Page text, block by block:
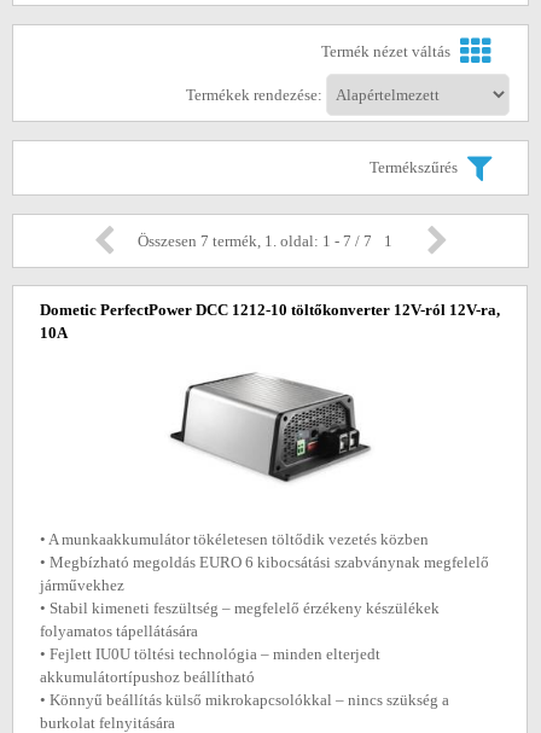
Termék nézet váltás
Termékek rendezése:
Termékszűrés
Összesen 7 termék, 1. oldal: 1 - 7 / 7 1
Dometic PerfectPower DCC 1212-10 töltőkonverter 12V-ról 12V-ra,
10A
• A munkaakkumulátor tökéletesen töltődik vezetés közben
• Megbízható megoldás EURO 6 kibocsátási szabványnak megfelelő
járművekhez
• Stabil kimeneti feszültség – megfelelő érzékeny készülékek
folyamatos tápellátására
• Fejlett IU0U töltési technológia – minden elterjedt
akkumulátortípushoz beállítható
• Könnyű beállítás külső mikrokapcsolókkal – nincs szükség a
burkolat felnyitására